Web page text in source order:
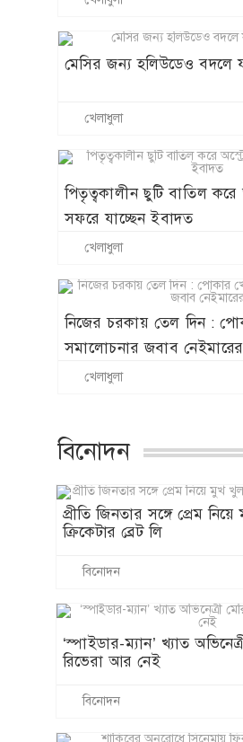
মেসির জন্য হলিউডেও বদলে
খেলাধুলা
পিতৃত্বকালীন ছুটি বাতিল করে
সফরে যাচ্ছেন ইবাদত
খেলাধুলা
নিজের চরকায় তেল দিন :
সমালোচনার জবাব নেইমারের
খেলাধুলা
বিনোদন
প্রীতি জিনতার সঙ্গে প্রেম
ক্রিকেটার ব্রেট লি
বিনোদন
‘স্পাইডার-ম্যান’ খ্যাত
রিভেরা আর নেই
বিনোদন